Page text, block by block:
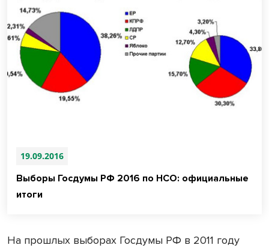
19.09.2016
Выборы Госдумы РФ 2016 по НСО: официальные
итоги
На прошлых выборах Госдумы РФ в 2011 году